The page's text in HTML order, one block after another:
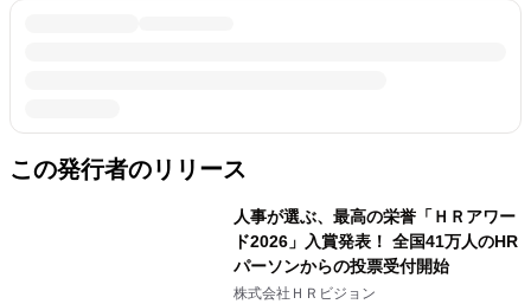
この発行者のリリース
人事が選ぶ、最高の栄誉「ＨＲアワー
ド2026」入賞発表！ 全国41万人のHR
パーソンからの投票受付開始
株式会社ＨＲビジョン